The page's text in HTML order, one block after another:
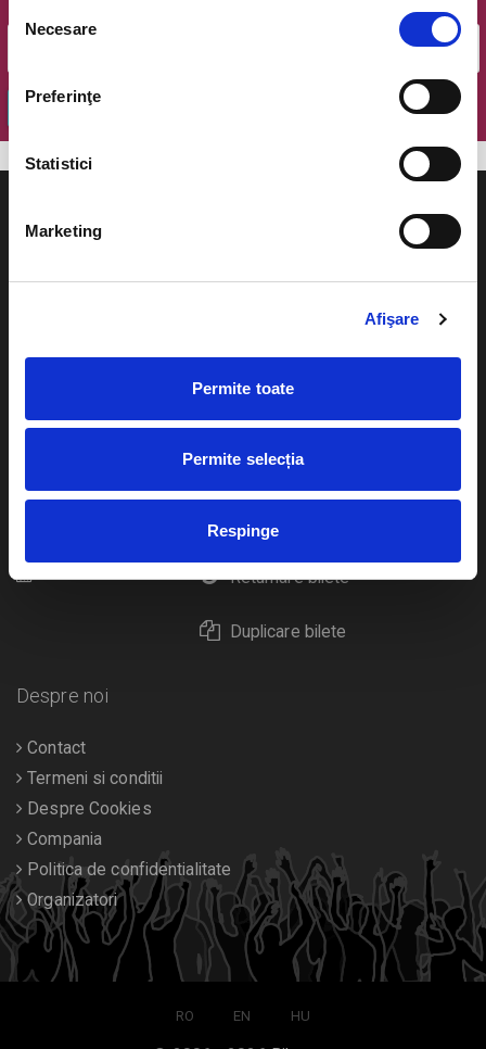
consimțământului
Necesare
Preferinţe
Statistici
Marketing
Afişare
Permite toate
Permite selecția
Respinge
OK
Cum comand bilete?
eBilet printat acasa
Livrare prin curier
Returnare bilete
Duplicare bilete
Cultura
Calendar
Despre noi
Contact
Termeni si conditii
Despre Cookies
Compania
Politica de confidentialitate
Organizatori
RO EN HU